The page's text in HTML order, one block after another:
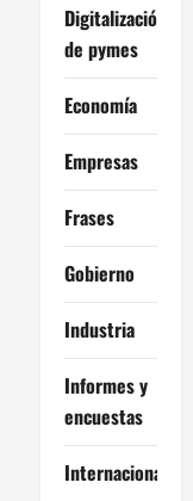
Digitalización
de pymes
Economía
Empresas
Frases
Gobierno
Industria
Informes y
encuestas
Internacional